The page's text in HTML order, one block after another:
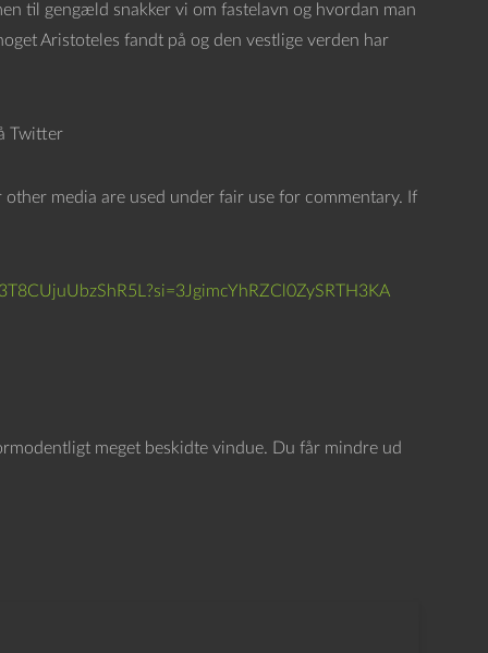
e
i
s
til gengæld snakker vi om fastelavn og hvordan man
Aristoteles fandt på og den vestlige verden har
Twitter
media are used under fair use for commentary. If
meget beskidte vindue. Du får mindre ud